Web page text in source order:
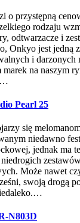
o przystępną
rodzaju
odtwarzacze i
Onkyo jest jedną
i darzonych
marek na naszym
Pearl 25
się
niedawno
jednak ma
Może nawet
swoją drogą
N803D